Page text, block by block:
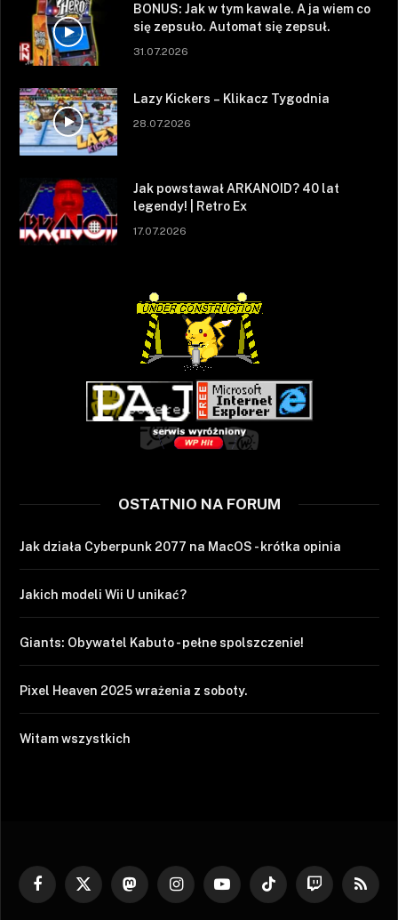
BONUS: Jak w tym kawale. A ja wiem co
się zepsuło. Automat się zepsuł.
31.07.2026
Lazy Kickers – Klikacz Tygodnia
28.07.2026
Jak powstawał ARKANOID? 40 lat
legendy! | Retro Ex
17.07.2026
OSTATNIO NA FORUM
Jak działa Cyberpunk 2077 na MacOS - krótka opinia
Jakich modeli Wii U unikać?
Giants: Obywatel Kabuto - pełne spolszczenie!
Pixel Heaven 2025 wrażenia z soboty.
Witam wszystkich
Facebook
X
MastodonInstagramYouTubeTikTok Twitch RSS